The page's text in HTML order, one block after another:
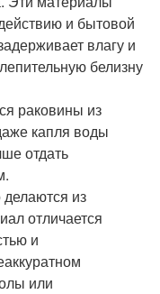
и бытовой
влагу и
белизну
раковины из
капля воды
отдать
из
отличается
и
или